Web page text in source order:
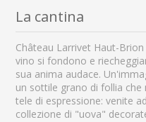
La cantina
Château Larrivet Haut-
vino si fondono e
sua anima audace.
un sottile grano di follia
tele di espressione: venite
collezione di "uova"